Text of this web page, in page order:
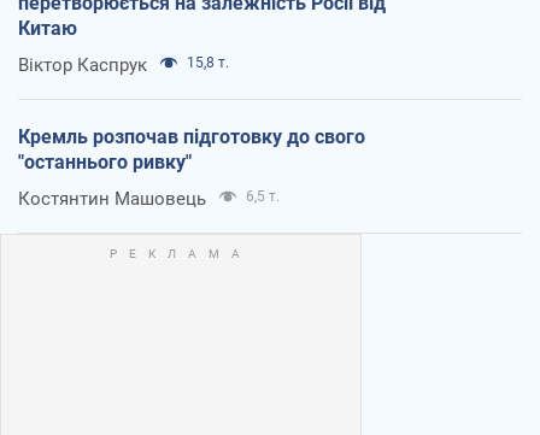
Китаю
Віктор Каспрук 15,8 т.
Кремль розпочав підготовку до свого
"останнього ривку"
Костянтин Машовець 6,5 т.